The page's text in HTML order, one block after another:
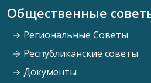
Общественные
Региональные Советы
Республиканские советы
Документы